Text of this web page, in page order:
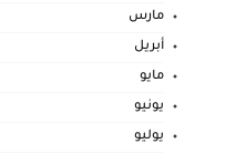
مارس
أبريل
مايو
يونيو
يوليو